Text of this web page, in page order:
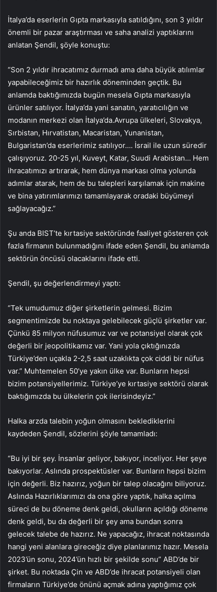
İtalya’da eserlerin Gıpta markasıyla satıldığını, son 3 yıldır
önemli bir pazar araştırması ve saha analizi yaptıklarını
anlatan Şendil, şöyle konuştu:
“Son 2 yıldır ihracatımız durmadı ama daha büyük atılımlar
yapabileceğimiz bir hazırlık döneminden geçtik. Bu
anlamda baktığımızda bugün mesela Gıpta markasıyla
ürünler satılıyor. İtalya’da yani sanatın, yaratıcılığın ve
modanın merkezi olan İtalya’da.Avrupa ülkeleri, Slovakya,
Sırbistan, Hırvatistan, Macaristan, Yunanistan,
Bulgaristan’da eserlerimiz satılıyor…. İsrail ile uzun süredir
çalışıyoruz. 20-25 yıl, Kuveyt, Katar, Suudi Arabistan… Hem
ihracatımızı artırarak, hem dünya markası olma yolunda
adımlar atarak, hem de bu talepleri karşılamak için makine
ve bina yatırımlarımızı tamamlayarak oradaki büyümeyi
sağlayacağız.”
Şu anda BIST’te kırtasiye sektöründe faaliyet gösteren çok
fazla firmanın bulunmadığını ifade eden Şendil, bu anlamda
sektörün öncüsü olacaklarını ifade etti.
Şendil, şu değerlendirmeyi yaptı:
“Tek umudumuz diğer şirketlerin gelmesi. Bizim
segmentimizde bu noktaya gelebilecek güçlü şirketler var.
Çünkü 85 milyon nüfusumuz var ve potansiyel olarak çok
değerli bir jeopolitikamız var. Yani yola çıktığınızda
Türkiye’den uçakla 2-2,5 saat uzaklıkta çok ciddi bir nüfus
var.” Muhtemelen 50’ye yakın ülke var. Bunların hepsi
bizim potansiyellerimiz. Türkiye’ye kırtasiye sektörü olarak
baktığımızda bu ülkelerin çok ilerisindeyiz.”
Halka arzda talebin yoğun olmasını beklediklerini
kaydeden Şendil, sözlerini şöyle tamamladı:
“Bu iyi bir şey. İnsanlar geliyor, bakıyor, inceliyor. Her şeye
bakıyorlar. Aslında prospektüsler var. Bunların hepsi bizim
için değerli. Biz hazırız, yoğun bir talep olacağını biliyoruz.
Aslında Hazırlıklarımızı da ona göre yaptık, halka açılma
süreci de bu döneme denk geldi, okulların açıldığı döneme
denk geldi, bu da değerli bir şey ama bundan sonra
gelecek talebe de hazırız. Ne yapacağız, ihracat noktasında
hangi yeni alanlara gireceğiz diye planlarımız hazır. Mesela
2023’ün sonu, 2024’ün hızlı bir şekilde sonu” ABD’de bir
şirket. Bu noktada Çin ve ABD’de ihracat potansiyeli olan
firmaların Türkiye’de önünü açmak adına yaptığımız çok